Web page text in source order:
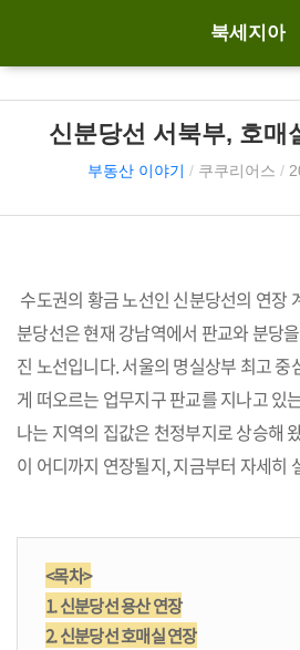
북세지아
신분당선 서북부, 호매
부동산 이야기 / 쿠쿠리어스 /
수도권의 황금 노선인 신분당선의 연장
분당선은 현재 강남역에서 판교와 분당
진 노선입니다. 서울의 명실상부 최고
게 떠오르는 업무지구 판교를 지나고 있
나는 지역의 집값은 천정부지로 상승해
이 어디까지 연장될지, 지금부터 자세히
<목차>
1. 신분당선 용산 연장
2. 신분당선 호매실 연장